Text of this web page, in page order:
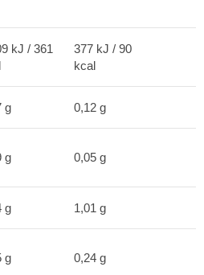
kJ / 361
377 kJ / 90
kcal
g 0,12 g
g 0,05 g
g 1,01 g
g 0,24 g